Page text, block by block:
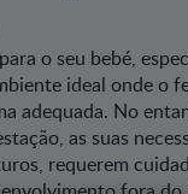
o seu bebé,
ideal onde o
adequada. No
as suas
requerem